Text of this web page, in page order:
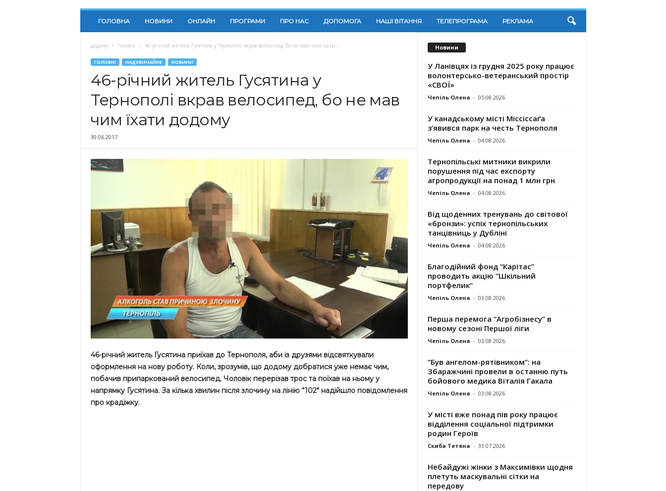
ГОЛОВНА НОВИНИ ОНЛАЙН ПРОГРАМИ ПРО НАС ДОПОМОГА НАШІ ВІТАННЯ ТЕЛЕПРОГРАМА РЕКЛАМА
додому Головні 46-річний житель Гусятина у Тернополі вкрав велосипед, бо не мав чим їхати...
ГОЛОВНІ НАДЗВИЧАЙНЕ НОВИНИ
46-річний житель Гусятина у
Тернополі вкрав велосипед, бо не мав
чим їхати додому
30.06.2017
46-річний житель Гусятина приїхав до Тернополя, аби із друзями відсвяткували
оформлення на нову роботу. Коли, зрозумів, що додому добратися уже немає чим,
побачив припаркований велосипед. Чоловік перерізав трос та поїхав на ньому у
напрямку Гусятина. За кілька хвилин після злочину на лінію “102″ надійшло повідомлення
про крадіжку.
Новини
У Ланівцях із грудня 2025 року працює
волонтерсько-ветеранський простір
«СВОЇ»
Чепіль Олена - 05.08.2026
У канадському місті Міссіссаґа
з’явився парк на честь Тернополя
Чепіль Олена - 04.08.2026
Тернопільські митники викрили
порушення під час експорту
агропродукції на понад 1 млн грн
Чепіль Олена - 04.08.2026
Від щоденних тренувань до світової
«бронзи»: успіх тернопільських
танцівниць у Дубліні
Чепіль Олена - 04.08.2026
Благодійний фонд “Карітас”
проводить акцію “Шкільний
портфелик”
Чепіль Олена - 03.08.2026
Перша перемога “Агробізнесу” в
новому сезоні Першої ліги
Чепіль Олена - 03.08.2026
“Був ангелом-рятівником”: на
Збаражчині провели в останню путь
бойового медика Віталія Гакала
Чепіль Олена - 03.08.2026
У місті вже понад пів року працює
відділення соціальної підтримки
родин Героїв
Скиба Тетяна - 31.07.2026
Небайдужі жінки з Максимівки щодня
плетуть маскувальні сітки на
передову